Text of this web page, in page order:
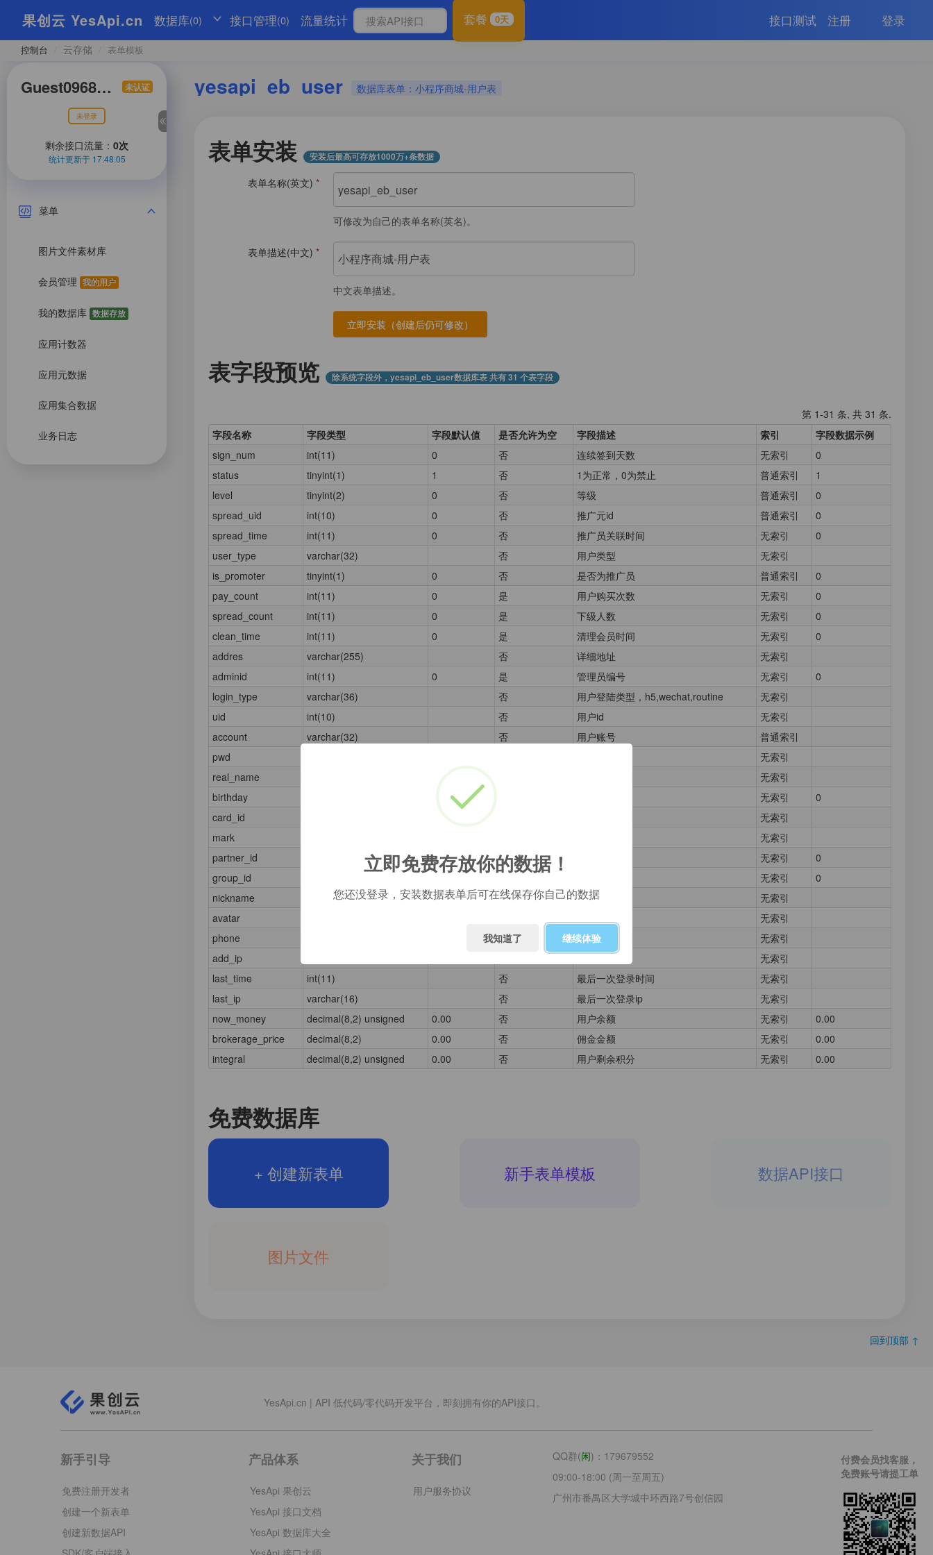
果创云 YesApi.cn 数据库(0) 接口管理(0) 流量统计 套餐 0天 接口测试 注册 登录
控制台 云存储 表单模板
Guest096829018 未认证
未登录
剩余接口流量： 0次
统计更新于 17:48:05
菜单
图片文件素材库
会员管理 我的用户
我的数据库 数据存放
应用计数器
应用元数据
应用集合数据
业务日志
yesapi_eb_user 数据库表单：小程序商城-用户表
表单安装 安装后最高可存放1000万+条数据
表单名称(英文) *
可修改为自己的表单名称(英名)。
表单描述(中文) *
中文表单描述。
表字段预览 除系统字段外，yesapi_eb_user数据库表 共有 31 个表字段
第 1-31 条, 共 31 条.
字段名称
字段类型 字段默认值 是否允许为空 字段描述 索引
字段数据示例
sign_num
int(11) 0 否 连续签到天数 无索引
0
status
tinyint(1) 1 否 1为正常，0为禁止 普通索引
1
level
tinyint(2) 0 否 等级 普通索引
0
spread_uid
int(10) 0 否 推广元id 普通索引
0
spread_time
int(11) 0 否 推广员关联时间 无索引
0
user_type
varchar(32) 否 用户类型
无索引
is_promoter
tinyint(1) 0 否 是否为推广员 普通索引
0
pay_count
int(11) 0 是 用户购买次数 无索引
0
spread_count
int(11) 0 是 下级人数 无索引
0
clean_time
int(11) 0 是 清理会员时间 无索引
0
addres
varchar(255) 否 详细地址
无索引
adminid
int(11) 0 是 管理员编号 无索引
0
login_type
varchar(36) 否 用户登陆类型，h5,wechat,routine
无索引
uid
int(10) 否 用户id
无索引
account
varchar(32) 否 用户账号
普通索引
pwd
无索引
real_name
无索引
birthday
无索引
0
card_id
无索引
mark
无索引
partner_id
0 否 无索引
0
group_id
0 否 无索引
0
nickname
varchar(16) 否 用户昵称
无索引
avatar
无索引
phone
是 手机号码
无索引
add_ip
添加ip
无索引
last_time
int(11) 否 最后一次登录时间
无索引
last_ip
varchar(16) 否 最后一次登录ip
无索引
now_money
decimal(8,2) unsigned 0.00 否 用户余额 无索引
0.00
brokerage_price
decimal(8,2) 0.00 否 佣金金额 无索引
0.00
integral
decimal(8,2) unsigned 0.00 否 用户剩余积分 无索引 0.00
免费数据库
+ 创建新表单 新手表单模板 数据API接口
图片文件
立即免费存放你的数据！
您还没登录，安装数据表单后可在线保存你自己的数据
我知道了 继续体验
回到顶部 ↑
YesApi.cn | API 低代码/零代码开发平台，即刻拥有你的API接口。
新手引导
免费注册开发者
创建一个新表单
创建新数据API
产品体系
YesApi 果创云
YesApi 接口文档
YesApi 数据库大全
关于我们
用户服务协议
QQ群(闲)：179679552
09:00-18:00 (周一至周五)
广州市番禺区大学城中环西路7号创信园
付费会员找客服，
免费账号请提工单